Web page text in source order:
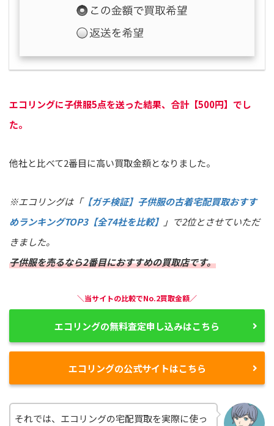
エコリングに子供服5点を送った結果、合計【500円】でし
た。
他社と比べて2番目に高い買取金額となりました。
※エコリングは「【ガチ検証】子供服の古着宅配買取おすす
めランキングTOP3【全74社を比較】 」で2位とさせていただ
きました。
子供服を売るなら2番目におすすめの買取店です。
＼当サイトの比較でNo.2買取金額／
エコリングの無料査定申し込みはこちら
エコリングの公式サイトはこちら
それでは、エコリングの宅配買取を実際に使っ